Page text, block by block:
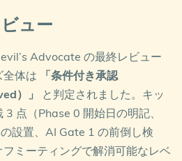
ュー
Advocate の最終レビュー
全体は
「条件付き承認
）」
と判定されました。キッ
点（Phase 0 開始日の明記、
設置、AI Gate 1 の前倒し検
ミーティングで解消可能なレベ